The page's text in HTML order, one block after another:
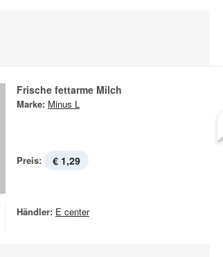
Frische fettarme Milch
Marke: Minus L
Preis: € 1,29
Händler: E center